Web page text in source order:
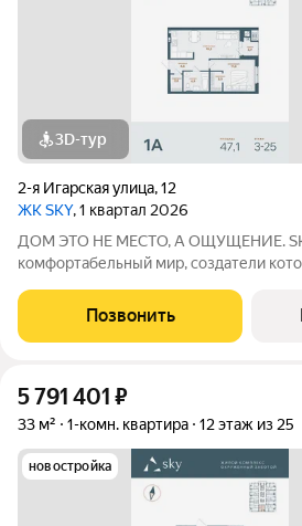
3D-тур
2-я Игарская улица,12
ЖК SKY, 1 квартал 2026
ДОМ ЭТО НЕ МЕСТО, А ОЩУЩЕНИЕ. SKY многогранный и
комфортабельный мир, создатели
комфортом современных инженерных
тщательно продуманной
Позвонить
5 791 401 ₽
33 м² 1-комн. квартира 12 этаж из 25
новостройка